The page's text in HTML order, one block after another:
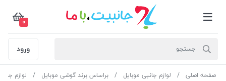
0
ورود
صفحه اصلی لوازم جانبی موبایل براساس برند گوشی موبایل لوازم